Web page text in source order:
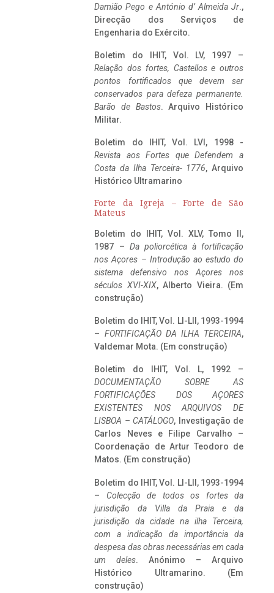
Damião Pego e António d’ Almeida Jr.,
Direcção dos Serviços de
Engenharia do Exército.
Boletim do IHIT, Vol. LV, 1997 –
Relação dos fortes, Castellos e outros
pontos fortificados que devem ser
conservados para defeza permanente.
Barão de Bastos. Arquivo Histórico
Militar.
Boletim do IHIT, Vol. LVI, 1998 -
Revista aos Fortes que Defendem a
Costa da Ilha Terceira- 1776, Arquivo
Histórico Ultramarino
Forte da Igreja – Forte de São
Mateus
Boletim do IHIT, Vol. XLV, Tomo II,
1987 – Da poliorcética à fortificação
nos Açores – Introdução ao estudo do
sistema defensivo nos Açores nos
séculos XVI-XIX, Alberto Vieira. (Em
construção)
Boletim do IHIT, Vol. LI-LII, 1993-1994
– FORTIFICAÇÃO DA ILHA TERCEIRA,
Valdemar Mota. (Em construção)
Boletim do IHIT, Vol. L, 1992 –
DOCUMENTAÇÃO SOBRE AS
FORTIFICAÇÕES DOS AÇORES
EXISTENTES NOS ARQUIVOS DE
LISBOA – CATÁLOGO, Investigação de
Carlos Neves e Filipe Carvalho –
Coordenação de Artur Teodoro de
Matos. (Em construção)
Boletim do IHIT, Vol. LI-LII, 1993-1994
– Colecção de todos os fortes da
jurisdição da Villa da Praia e da
jurisdição da cidade na ilha Terceira,
com a indicação da importância da
despesa das obras necessárias em cada
um deles. Anónimo – Arquivo
Histórico Ultramarino. (Em
construção)